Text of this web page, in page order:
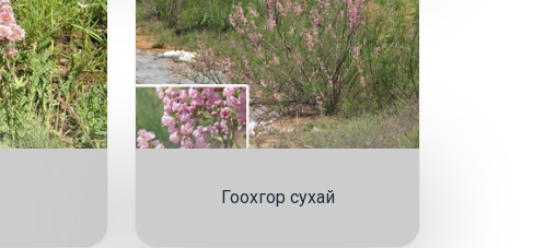
Гоохгор сухай